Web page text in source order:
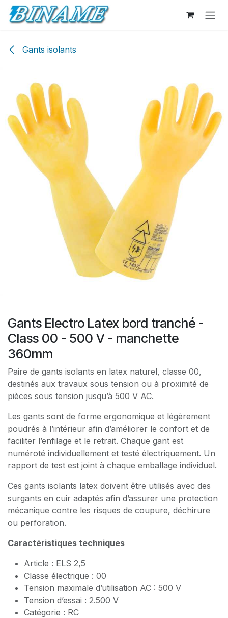
Se rendre au contenu
Gants isolants
Gants Electro Latex bord tranché -
Class 00 - 500 V - manchette
360mm
Paire de gants isolants en latex naturel, classe 00,
destinés aux travaux sous tension ou à proximité de
pièces sous tension jusqu’à 500 V AC.
Les gants sont de forme ergonomique et légèrement
poudrés à l’intérieur afin d’améliorer le confort et de
faciliter l’enfilage et le retrait. Chaque gant est
numéroté individuellement et testé électriquement. Un
rapport de test est joint à chaque emballage individuel.
Ces gants isolants latex doivent être utilisés avec des
surgants en cuir adaptés afin d’assurer une protection
mécanique contre les risques de coupure, déchirure
ou perforation.
Caractéristiques techniques
Article : ELS 2,5
Classe électrique : 00
Tension maximale d’utilisation AC : 500 V
Tension d’essai : 2.500 V
Catégorie : RC